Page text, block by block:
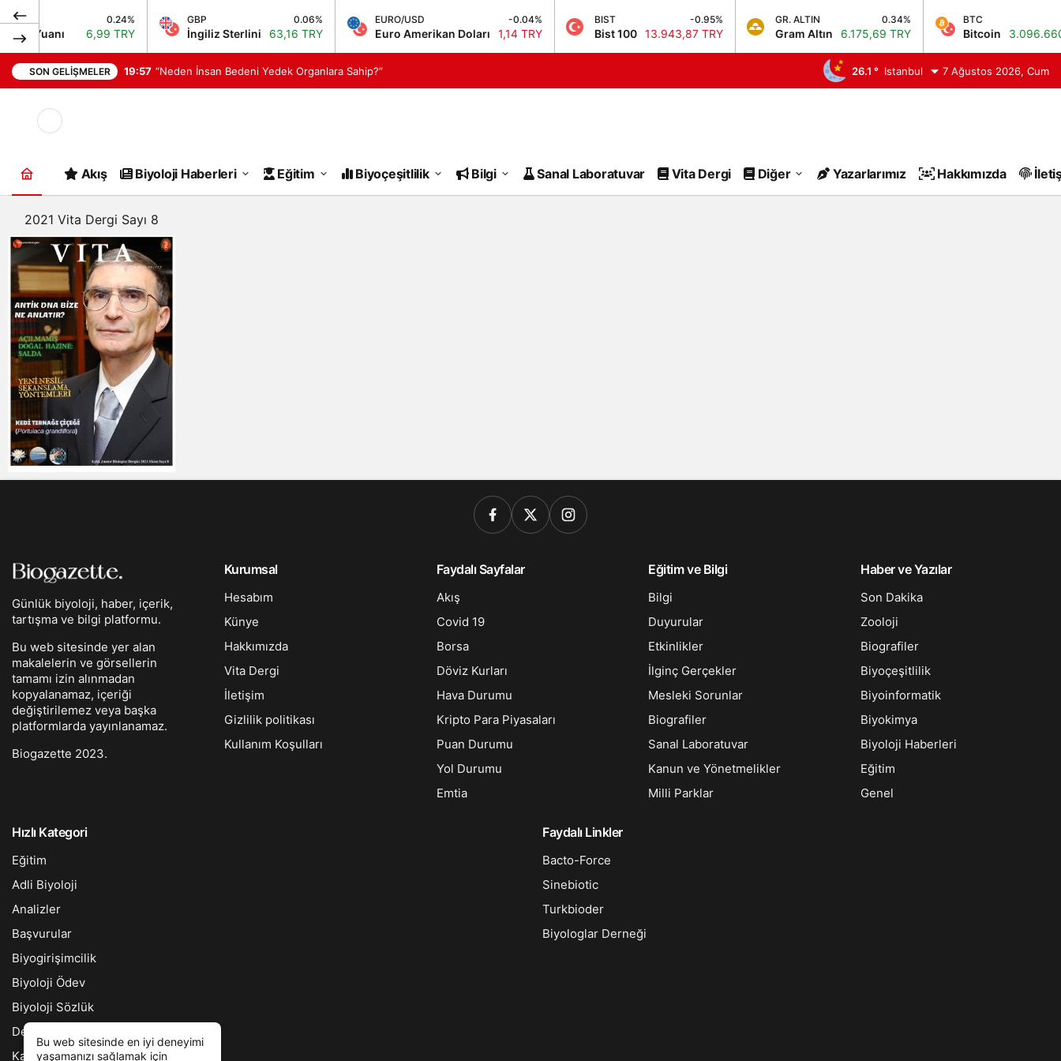
0.24%
Yuanı 6,99 TRY
GBP 0.06%
İngiliz Sterlini 63,16 TRY
EURO/USD -0.04%
Euro Amerikan Doları 1,14 TRY
BIST -0.95%
Bist 100 13.943,87 TRY
GR. ALTIN 0.34%
Gram Altın 6.175,69 TRY
BTC
Bitcoin
SON GELIŞMELER 19:57 “Neden İnsan Bedeni Yedek Organlara Sahip?” 26.1 ° Istanbul 7 Ağustos 2026, Cum
Mod
Akış
Biyoloji Haberleri Eğitim Biyoçeşitlilik Bilgi Sanal Laboratuvar Vita Dergi Diğer Yazarlarımız Hakkımızda
2021 Vita Dergi Sayı 8
Bu web sitesinde en iyi deneyimi
yaşamanızı sağlamak için
Günlük biyoloji, haber, içerik,
tartışma ve bilgi platformu.
Bu web sitesinde yer alan
makalelerin ve görsellerin
tamamı izin alınmadan
kopyalanamaz, içeriği
değiştirilemez veya başka
platformlarda yayınlanamaz.
Biogazette 2023.
Kurumsal
Hesabım
Künye
Hakkımızda
Vita Dergi
İletişim
Gizlilik politikası
Kullanım Koşulları
Faydalı Sayfalar
Akış
Covid 19
Borsa
Döviz Kurları
Hava Durumu
Kripto Para Piyasaları
Puan Durumu
Yol Durumu
Emtia
Eğitim ve Bilgi
Bilgi
Duyurular
Etkinlikler
İlginç Gerçekler
Mesleki Sorunlar
Biografiler
Sanal Laboratuvar
Kanun ve Yönetmelikler
Milli Parklar
Haber ve Yazılar
Son Dakika
Zooloji
Biografiler
Biyoçeşitlilik
Biyoinformatik
Biyokimya
Biyoloji Haberleri
Eğitim
Genel
Hızlı Kategori
Eğitim
Adli Biyoloji
Analizler
Başvurular
Biyogirişimcilik
Biyoloji Ödev
Biyoloji Sözlük
Ders Notları
Kariyer Bankası
Faydalı Linkler
Bacto-Force
Sinebiotic
Turkbioder
Biyologlar Derneği